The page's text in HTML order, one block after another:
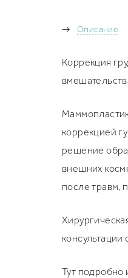
Наши партнеры
BioDesign
Standard Line
VOE
Увеличение груди
Увеличение груди
Эндоскопическое
Увеличение груди
Увеличение груди
Рубцы после
Подтяжка груди с
Вертикальная
Якорная подтяжка
Асимметрия груди
Птозированная грудь
Повторная маммопластика
Фото до/после
Описание
Коррекция
коррекцией
решение
внешних
после травм,
консультации
Тут подробно